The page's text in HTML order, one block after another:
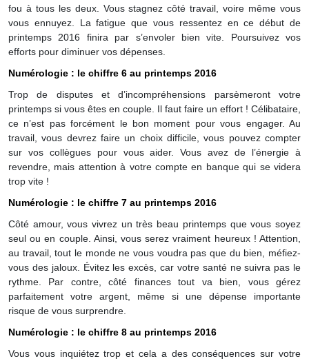
fou à tous les deux. Vous stagnez côté travail, voire même vous
vous ennuyez. La fatigue que vous ressentez en ce début de
printemps 2016 finira par s’envoler bien vite. Poursuivez vos
efforts pour diminuer vos dépenses.
Numérologie : le chiffre 6 au printemps 2016
Trop de disputes et d’incompréhensions parsèmeront votre
printemps si vous êtes en couple. Il faut faire un effort ! Célibataire,
ce n’est pas forcément le bon moment pour vous engager. Au
travail, vous devrez faire un choix difficile, vous pouvez compter
sur vos collègues pour vous aider. Vous avez de l’énergie à
revendre, mais attention à votre compte en banque qui se videra
trop vite !
Numérologie : le chiffre 7 au printemps 2016
Côté amour, vous vivrez un très beau printemps que vous soyez
seul ou en couple. Ainsi, vous serez vraiment heureux ! Attention,
au travail, tout le monde ne vous voudra pas que du bien, méfiez-
vous des jaloux. Évitez les excès, car votre santé ne suivra pas le
rythme. Par contre, côté finances tout va bien, vous gérez
parfaitement votre argent, même si une dépense importante
risque de vous surprendre.
Numérologie : le chiffre 8 au printemps 2016
Vous vous inquiétez trop et cela a des conséquences sur votre